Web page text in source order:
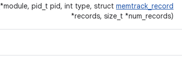
*module, pid_t pid, int type, struct memtrack_record
*records, size_t *num_records)